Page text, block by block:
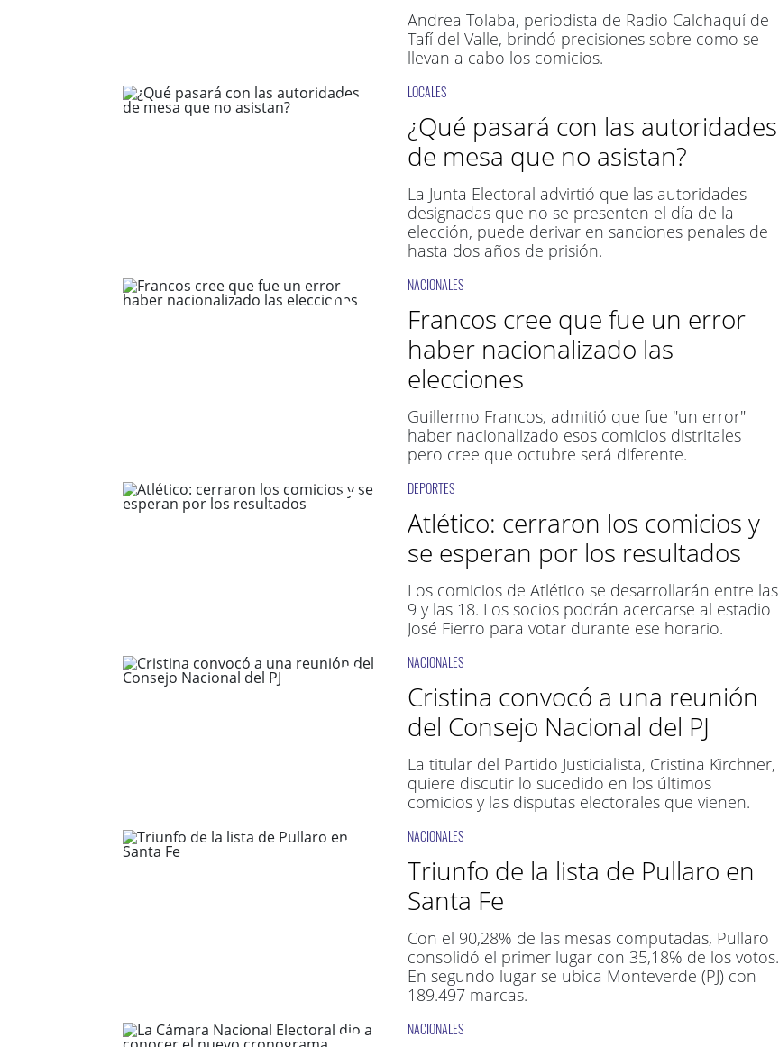
Andrea Tolaba, periodista de Radio Calchaquí de
Tafí del Valle, brindó precisiones sobre como se
llevan a cabo los comicios.
LOCALES
¿Qué pasará con las autoridades
de mesa que no asistan?
La Junta Electoral advirtió que las autoridades
designadas que no se presenten el día de la
elección, puede derivar en sanciones penales de
hasta dos años de prisión.
NACIONALES
Francos cree que fue un error
haber nacionalizado las
elecciones
Guillermo Francos, admitió que fue "un error"
haber nacionalizado esos comicios distritales
pero cree que octubre será diferente.
DEPORTES
Atlético: cerraron los comicios y
se esperan por los resultados
Los comicios de Atlético se desarrollarán entre las
9 y las 18. Los socios podrán acercarse al estadio
José Fierro para votar durante ese horario.
NACIONALES
Cristina convocó a una reunión
del Consejo Nacional del PJ
La titular del Partido Justicialista, Cristina Kirchner,
quiere discutir lo sucedido en los últimos
comicios y las disputas electorales que vienen.
NACIONALES
Triunfo de la lista de Pullaro en
Santa Fe
Con el 90,28% de las mesas computadas, Pullaro
consolidó el primer lugar con 35,18% de los votos.
En segundo lugar se ubica Monteverde (PJ) con
189.497 marcas.
NACIONALES